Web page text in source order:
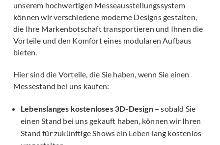
unserem hochwertigen Messeausstellungssystem
können wir verschiedene moderne Designs gestalten,
die Ihre Markenbotschaft transportieren und Ihnen die
Vorteile und den Komfort eines modularen Aufbaus
bieten.
Hier sind die Vorteile, die Sie haben, wenn Sie einen
Messestand bei uns kaufen:
Lebenslanges kostenloses 3D-Design – sobald Sie
einen Stand bei uns gekauft haben, können wir Ihren
Stand für zukünftige Shows ein Leben lang kostenlos